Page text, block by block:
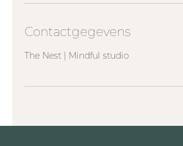
Contactgegevens
The Nest | Mindful studio